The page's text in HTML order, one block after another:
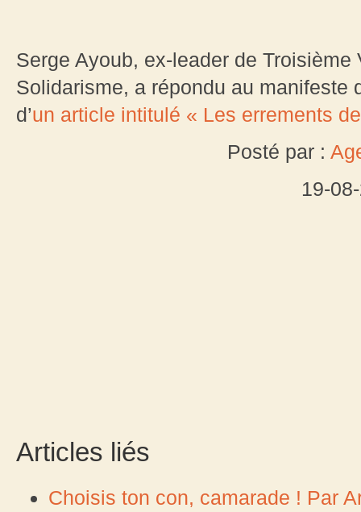
Serge Ayoub, ex-leader de
Solidarisme, a répondu au manifeste
d’un article intitulé « Les errements
Posté par :
19-
Articles liés
Choisis ton con, camarade ! Par